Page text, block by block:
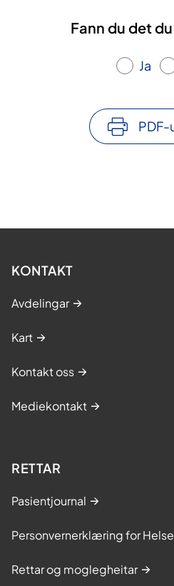
Fann du det
Ja
KONTAKT
Avdelingar
Kart
Kontakt oss
Mediekontakt
RETTAR
Pasientjournal
Personvernerklæring for
Rettar og moglegheitar